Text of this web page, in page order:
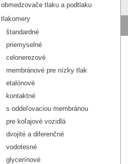
obmedzovače tlaku a podtlaku
tlakomery
štandardné
priemyselné
celonerezové
membránové pre nízky tlak
etalónové
kontaktné
s oddeľovaciou membránou
pre koľajové vozidlá
dvojité a diferenčné
vodotesné
glycerínové